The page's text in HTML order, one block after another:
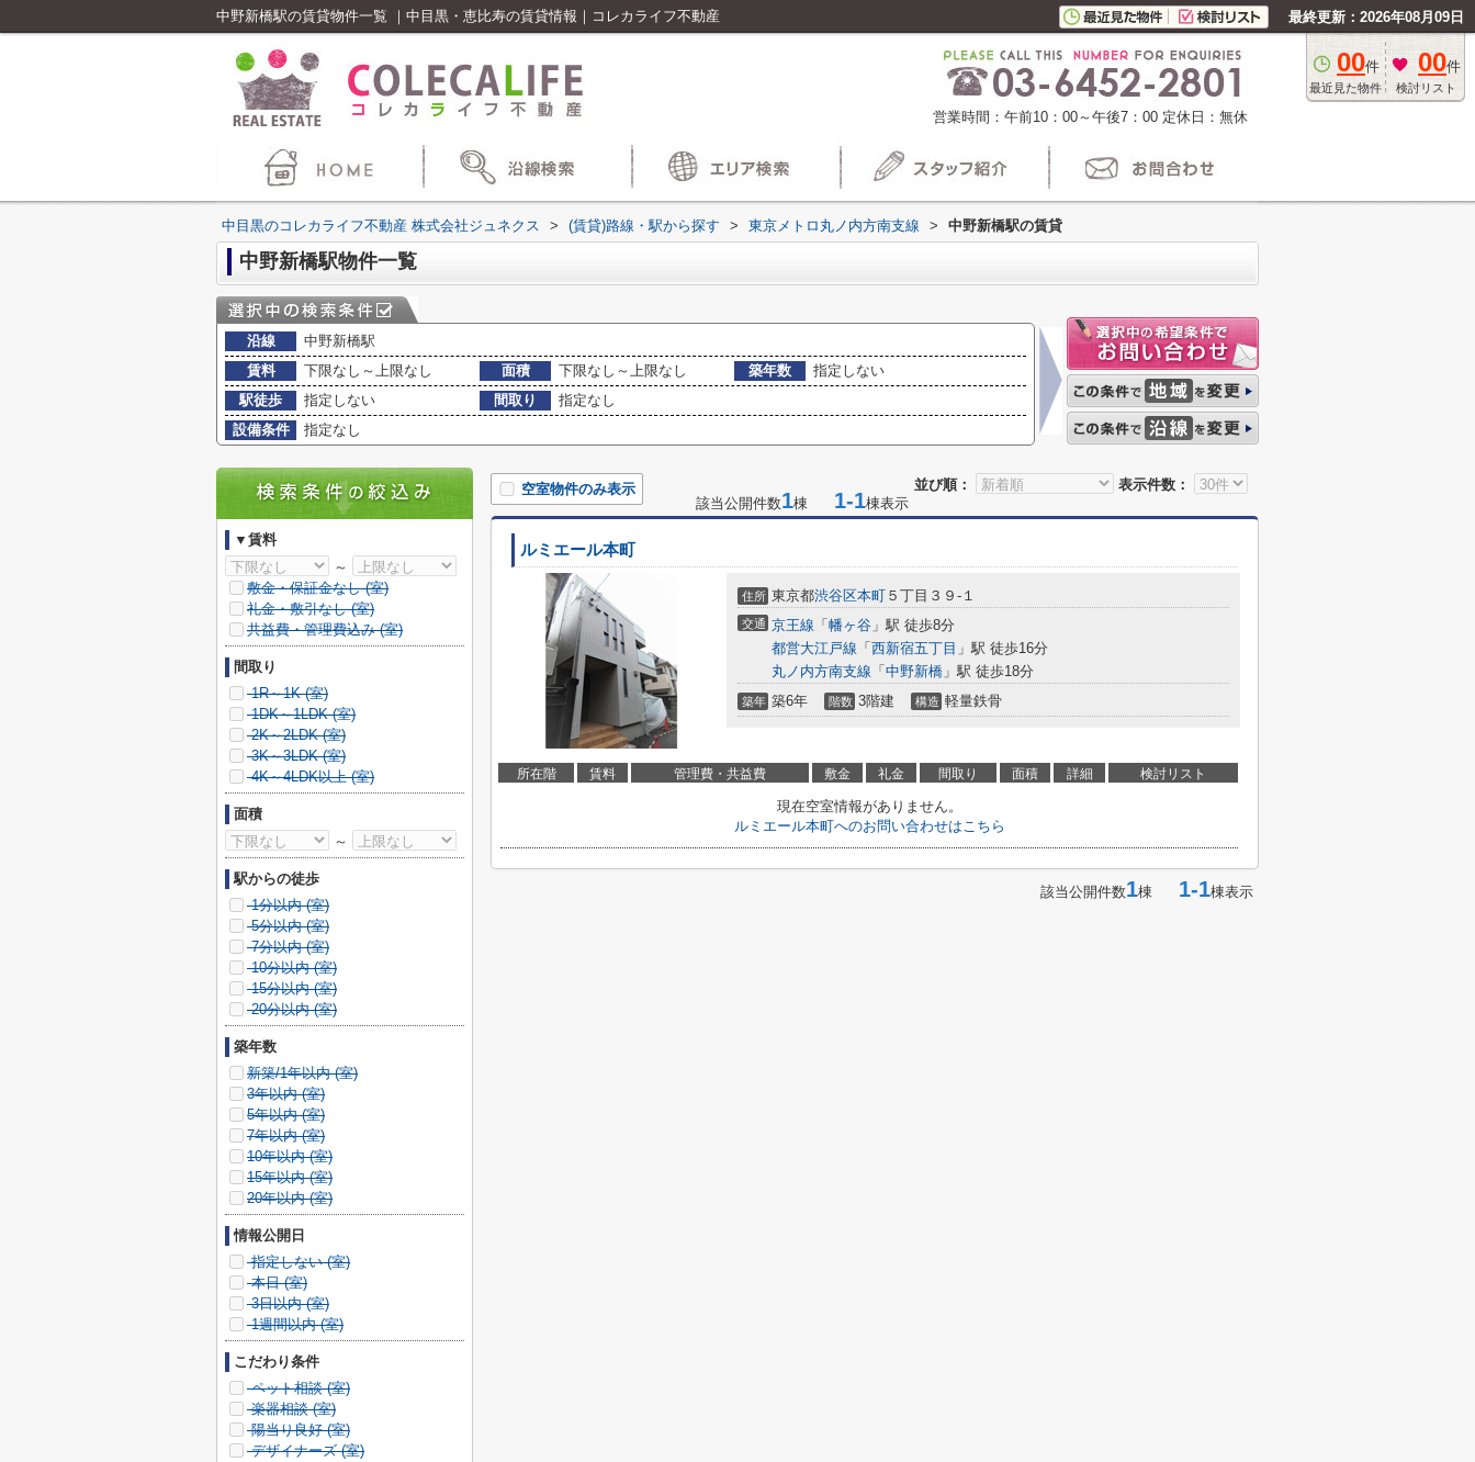
中野新橋駅の賃貸物件一覧 ｜中目黒・恵比寿の賃貸情報｜コレカライフ不動産 最終更新：2026年08月09日
00件
最近見た物件
00件
検討リスト
営業時間：午前10：00～午後7：00 定休日：無休
中目黒のコレカライフ不動産 株式会社ジュネクス > (賃貸)路線・駅から探す > 東京メトロ丸ノ内方南支線 > 中野新橋駅の賃貸
中野新橋駅物件一覧
沿線
中野新橋駅
賃料
下限なし～上限なし 面積 下限なし～上限なし 築年数
指定しない
駅徒歩
指定しない 間取り
指定なし
設備条件
指定なし
並び順： 表示件数：
空室物件のみ表示
該当公開件数1棟 1-1棟表示
ルミエール本町
住所 東京都渋谷区本町 ５丁目３９-１
交通 京王線 「 幡ヶ谷 」駅 徒歩8分
都営大江戸線 「 西新宿五丁目 」駅 徒歩16分
丸ノ内方南支線 「 中野新橋 」駅 徒歩18分
築年 築6年 階数 3階建 構造 軽量鉄骨
所在階 賃料 管理費・共益費 敷金 礼金 間取り 面積 詳細 検討リスト
現在空室情報がありません。
ルミエール本町へのお問い合わせはこちら
該当公開件数1棟 1-1棟表示
▼賃料
～
敷金・保証金なし (室)
礼金・敷引なし (室)
共益費・管理費込み (室)
間取り
1R～1K (室)
1DK～1LDK (室)
2K～2LDK (室)
3K～3LDK (室)
4K～4LDK以上 (室)
面積
～
駅からの徒歩
1分以内 (室)
5分以内 (室)
7分以内 (室)
10分以内 (室)
15分以内 (室)
20分以内 (室)
築年数
新築/1年以内 (室)
3年以内 (室)
5年以内 (室)
7年以内 (室)
10年以内 (室)
15年以内 (室)
20年以内 (室)
情報公開日
指定しない (室)
本日 (室)
3日以内 (室)
1週間以内 (室)
こだわり条件
ペット相談 (室)
楽器相談 (室)
陽当り良好 (室)
デザイナーズ (室)